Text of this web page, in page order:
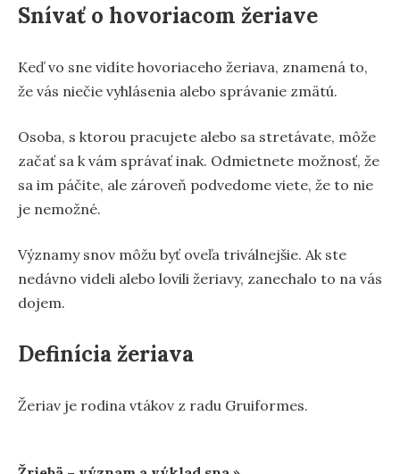
Snívať o hovoriacom žeriave
Keď vo sne vidíte hovoriaceho žeriava, znamená to,
že vás niečie vyhlásenia alebo správanie zmätú.
Osoba, s ktorou pracujete alebo sa stretávate, môže
začať sa k vám správať inak. Odmietnete možnosť, že
sa im páčite, ale zároveň podvedome viete, že to nie
je nemožné.
Významy snov môžu byť oveľa triválnejšie. Ak ste
nedávno videli alebo lovili žeriavy, zanechalo to na vás
dojem.
Definícia žeriava
Žeriav je rodina vtákov z radu Gruiformes.